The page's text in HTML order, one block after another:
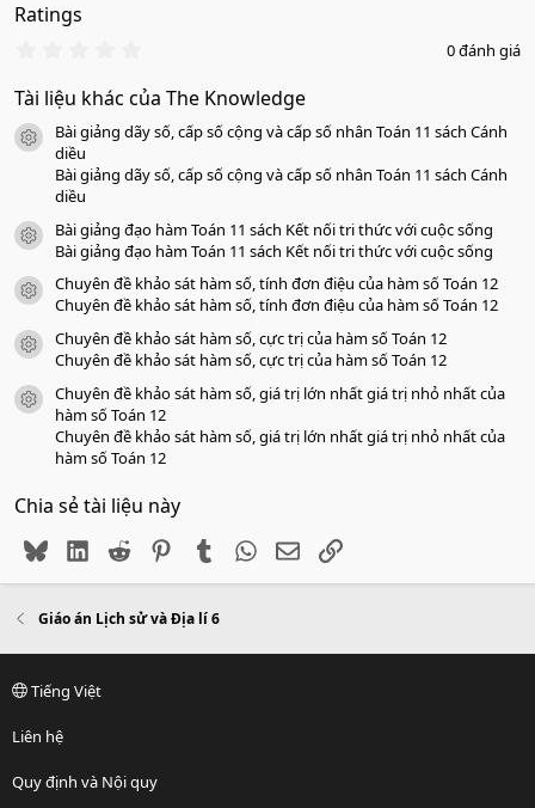
Ratings
0
0
a
0 đánh giá
Tài liệu khác của The Knowledge
icon tài liệu
Bài giảng dãy số, cấp số cộng và cấp số nhân Toán 11 sách Cánh
diều
Bài giảng dãy số, cấp số cộng và cấp số nhân Toán 11 sách Cánh
diều
icon tài liệu
Bài giảng đạo hàm Toán 11 sách Kết nối tri thức với cuộc sống
Bài giảng đạo hàm Toán 11 sách Kết nối tri thức với cuộc sống
icon tài liệu
Chuyên đề khảo sát hàm số, tính đơn điệu của hàm số Toán 12
Chuyên đề khảo sát hàm số, tính đơn điệu của hàm số Toán 12
icon tài liệu
Chuyên đề khảo sát hàm số, cực trị của hàm số Toán 12
Chuyên đề khảo sát hàm số, cực trị của hàm số Toán 12
icon tài liệu
Chuyên đề khảo sát hàm số, giá trị lớn nhất giá trị nhỏ nhất của
hàm số Toán 12
Chuyên đề khảo sát hàm số, giá trị lớn nhất giá trị nhỏ nhất của
hàm số Toán 12
Chia sẻ tài liệu này
BlueskyLinkedIn
Reddit PinterestTumblr WhatsApp
EmailLink
Giáo án Lịch sử và Địa lí 6
Tiếng Việt
Liên hệ
Quy định và Nội quy